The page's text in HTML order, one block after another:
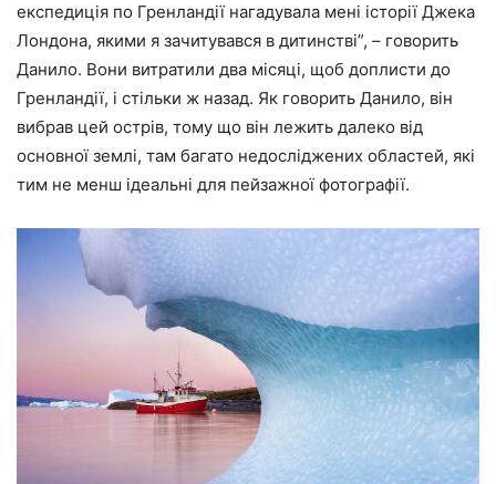
експедиція по Гренландії нагадувала мені історії Джека
Лондона, якими я зачитувався в дитинстві”, – говорить
Данило. Вони витратили два місяці, щоб доплисти до
Гренландії, і стільки ж назад. Як говорить Данило, він
вибрав цей острів, тому що він лежить далеко від
основної землі, там багато недосліджених областей, які
тим не менш ідеальні для пейзажної фотографії.